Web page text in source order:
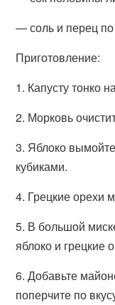
— соль и перец по
Приготовление:
1. Капусту тонко
2. Морковь
3. Яблоко
кубиками.
4. Грецкие орехи
5. В большой
яблоко и грецкие
6. Добавьте
поперчите по